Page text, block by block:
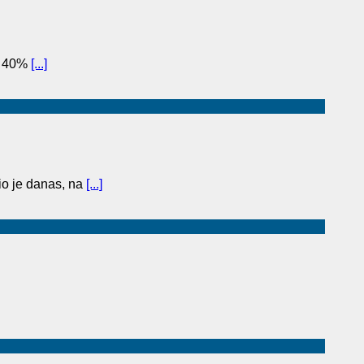
[...]
je danas, na [...]